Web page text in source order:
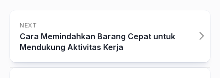
NEXT
Cara Memindahkan Barang Cepat untuk
Mendukung Aktivitas Kerja